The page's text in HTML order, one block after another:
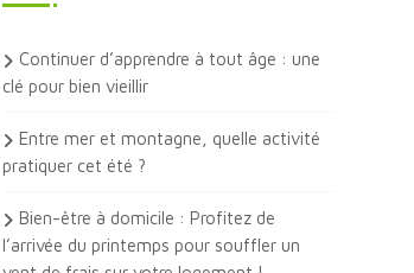
Continuer d’apprendre à tout âge : une
clé pour bien vieillir
Entre mer et montagne, quelle activité
pratiquer cet été ?
Bien-être à domicile : Profitez de
l’arrivée du printemps pour souffler un